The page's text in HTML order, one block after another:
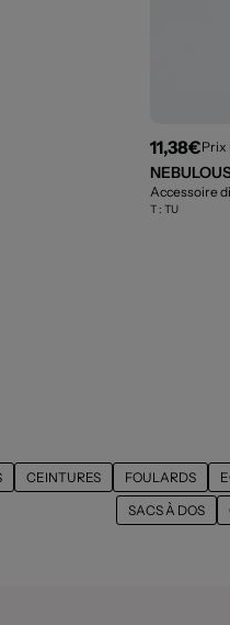
11,38€Prix
Accessoire
T : TU
CEINTURES FOULARDS
SACS À DOS